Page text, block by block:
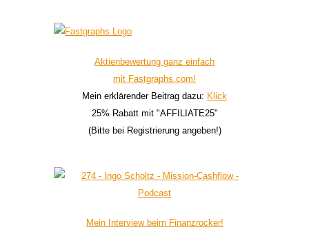
Aktienbewertung ganz einfach
mit Fastgraphs.com!
Mein erklärender Beitrag dazu: Klick
25% Rabatt mit "AFFILIATE25"
(Bitte bei Registrierung angeben!)
Mein Interview beim Finanzrocker!